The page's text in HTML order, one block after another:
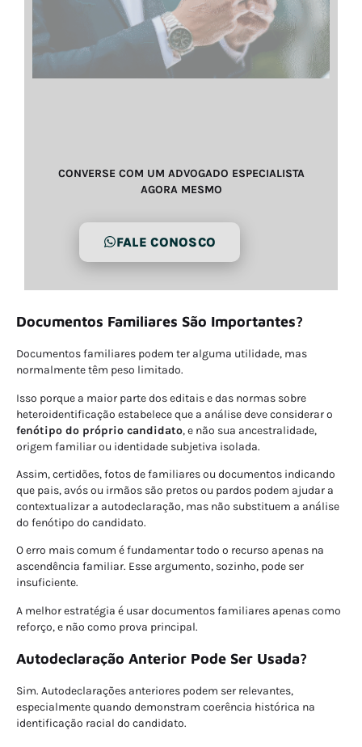
CONVERSE COM UM ADVOGADO ESPECIALISTA
AGORA MESMO
FALE CONOSCO
Documentos Familiares São Importantes?
Documentos familiares podem ter alguma utilidade, mas
normalmente têm peso limitado.
Isso porque a maior parte dos editais e das normas sobre
heteroidentificação estabelece que a análise deve considerar o
fenótipo do próprio candidato, e não sua ancestralidade,
origem familiar ou identidade subjetiva isolada.
Assim, certidões, fotos de familiares ou documentos indicando
que pais, avós ou irmãos são pretos ou pardos podem ajudar a
contextualizar a autodeclaração, mas não substituem a análise
do fenótipo do candidato.
O erro mais comum é fundamentar todo o recurso apenas na
ascendência familiar. Esse argumento, sozinho, pode ser
insuficiente.
A melhor estratégia é usar documentos familiares apenas como
reforço, e não como prova principal.
Autodeclaração Anterior Pode Ser Usada?
Sim. Autodeclarações anteriores podem ser relevantes,
especialmente quando demonstram coerência histórica na
identificação racial do candidato.